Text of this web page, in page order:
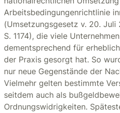
Arbeitsbedingungenrichtlinie
(Umsetzungsgesetz v. 20. Juli
S. 1174), die viele
dementsprechend für
der Praxis gesorgt hat. So
nur neue Gegenstände der
Vielmehr gelten bestimmte
seitdem auch als
Ordnungswidrigkeiten.